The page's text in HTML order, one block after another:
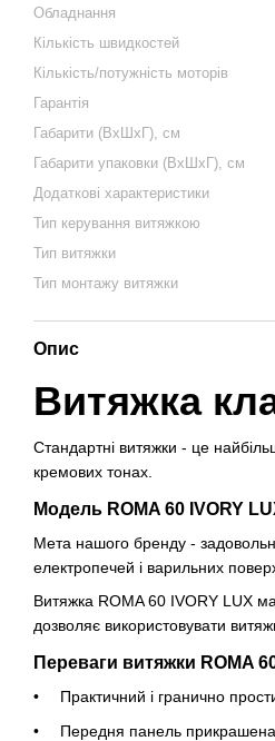
Обладнання
Кількість швидкостей
Кількість/потужність моторів
Гарантія
Габарити (ВхШхГ), см
Габарити упаковки (ВхШхГ), см
Додаткові характеристики
Тип керування витяжкою
Тип витяжки
Тип монтажу витяжки
Опис
Витяжка
Стандартні витяжки - це
кремових тонах.
Модель ROMA 60 IVORY
Мета нашого бренду -
електропечей і варильних
Витяжка ROMA 60 IVORY LUX
дозволяє використовувати
Переваги витяжки ROMA
Практичний і гранично
Передня панель прикрашена